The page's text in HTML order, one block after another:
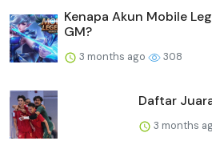
Kenapa Akun Mobile
GM?
3 months ago 308
Daftar
3 months